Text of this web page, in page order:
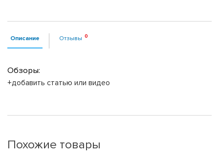
Описание Отзывы
Обзоры:
+добавить статью или видео
Похожие товары